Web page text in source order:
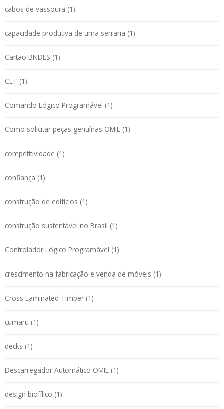
cabos de vassoura (1)
capacidade produtiva de uma serraria (1)
Cartão BNDES (1)
CLT (1)
Comando Lógico Programável (1)
Como solicitar peças genuínas OMIL (1)
competitividade (1)
confiança (1)
construção de edifícios (1)
construção sustentável no Brasil (1)
Controlador Lógico Programável (1)
crescimento na fabricação e venda de móveis (1)
Cross Laminated Timber (1)
cumaru (1)
decks (1)
Descarregador Automático OMIL (1)
design biofílico (1)